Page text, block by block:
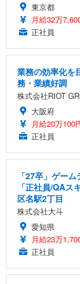
東京都
月給32万
正社員
業務の効率化を
務・業績好調
株式会社RIOT
大阪府
月給20万100
正社員
「27卒」ゲー
「正社員/QAス
区名駅2丁目
株式会社大斗
愛知県
月給23万
正社員